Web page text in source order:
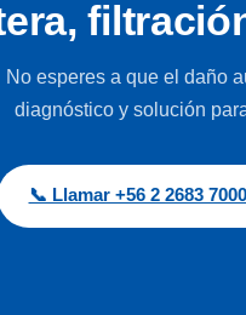
No esperes a que el daño
diagnóstico y solución
📞 Llamar +56 2 2683 7000